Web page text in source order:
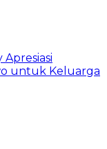
untuk Keluarga